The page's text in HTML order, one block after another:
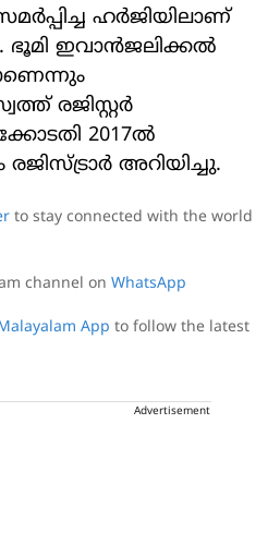
ഹര്‍ജിയിലാണ്
ഭൂമി ഇവാന്‍ജലിക്കല്‍
രജിസ്റ്റര്‍
2017ല്‍
രജിസ്ട്രാര്‍ അറിയിച്ചു.
to stay connected with the world
channel on WhatsApp
App to follow the latest
Advertisement